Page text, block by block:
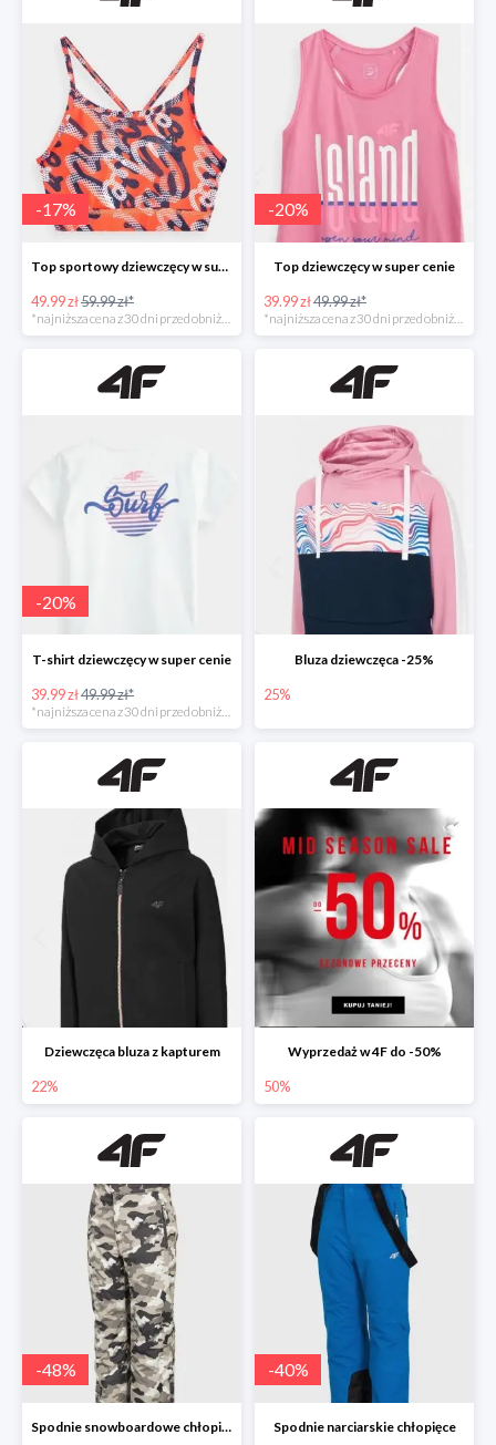
-17%
Top sportowy dziewczęcy w super cenie
49.99 zł59.99 zł*
*najniższa cena z 30 dni przed obniżką
-20%
Top dziewczęcy w super cenie
39.99 zł49.99 zł*
*najniższa cena z 30 dni przed obniżką
-20%
T-shirt dziewczęcy w super cenie
39.99 zł49.99 zł*
Bluza dziewczęca -25%
25%
Dziewczęca bluza z kapturem
22%
Wyprzedaż w 4F do -50%
50%
-48%
Spodnie snowboardowe chłopięce
-40%
Spodnie narciarskie chłopięce